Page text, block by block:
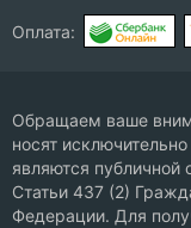
Оплата:
Обращаем ваше
носят
являются
Статьи 437 (2)
Федерации. Для